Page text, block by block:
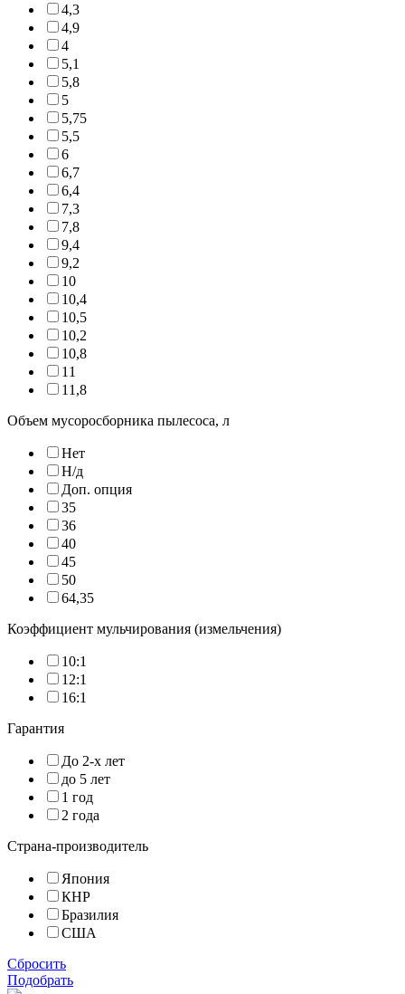
4,3
4,9
4
5,1
5,8
5
5,75
5,5
6
6,7
6,4
7,3
7,8
9,4
9,2
10
10,4
10,5
10,2
10,8
11
11,8
Объем мусоросборника пылесоса, л
Нет
Н/д
Доп. опция
35
36
40
45
50
64,35
Коэффициент мульчирования (измельчения)
10:1
12:1
16:1
Гарантия
До 2-х лет
до 5 лет
1 год
2 года
Страна-производитель
Япония
КНР
Бразилия
США
Сбросить
Подобрать